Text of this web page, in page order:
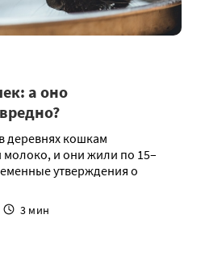
а оно
деревнях кошкам
молоко, и они жили по 15–
утверждения о
3 мин